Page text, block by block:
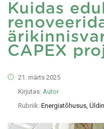
Kuidas
CAPEX
21. märts 2025
Kirjutas: Autor
Rubriik: Energiatõhusus,